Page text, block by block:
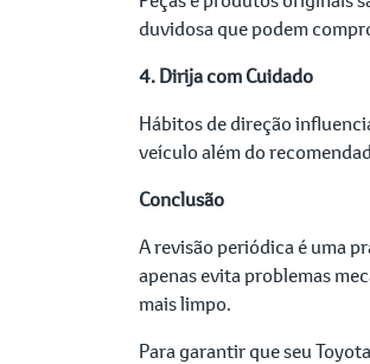
duvidosa que podem
4. Dirija com Cuidado
Hábitos de direção
veículo além do
Conclusão
A revisão periódica é uma
apenas evita problemas
mais limpo.
Para garantir que seu